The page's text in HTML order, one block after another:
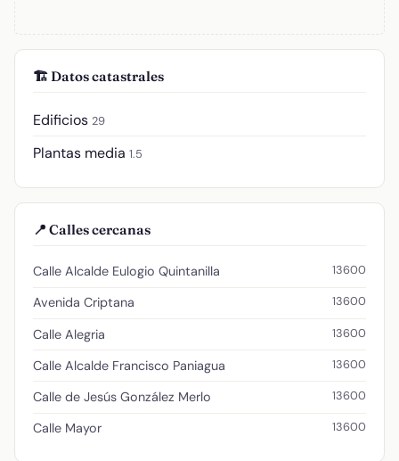
🏗️ Datos catastrales
Edificios 29
Plantas media 1.5
📍 Calles cercanas
Calle Alcalde Eulogio Quintanilla 13600
Avenida Criptana 13600
Calle Alegria 13600
Calle Alcalde Francisco Paniagua 13600
Calle de Jesús González Merlo 13600
Calle Mayor 13600